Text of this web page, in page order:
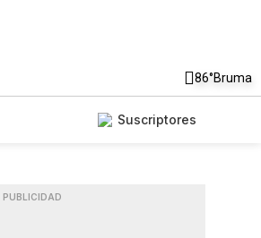
86°Bruma
Suscriptores
PUBLICIDAD